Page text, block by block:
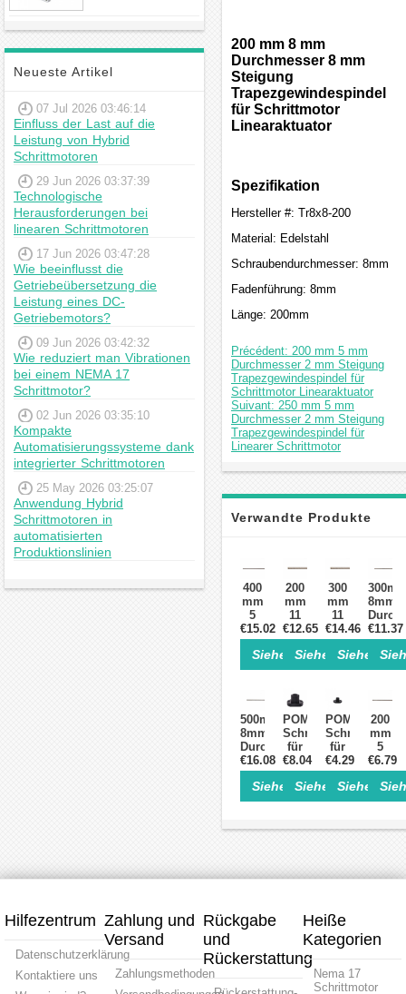
Neueste Artikel
07 Jul 2026 03:46:14
Einfluss der Last auf die
Leistung von Hybrid
Schrittmotoren
29 Jun 2026 03:37:39
Technologische
Herausforderungen bei
linearen Schrittmotoren
17 Jun 2026 03:47:28
Wie beeinflusst die
Getriebeübersetzung die
Leistung eines DC-
Getriebemotors?
09 Jun 2026 03:42:32
Wie reduziert man Vibrationen
bei einem NEMA 17
Schrittmotor?
02 Jun 2026 03:35:10
Kompakte
Automatisierungssysteme dank
integrierter Schrittmotoren
25 May 2026 03:25:07
Anwendung Hybrid
Schrittmotoren in
automatisierten
Produktionslinien
200 mm 8 mm
Durchmesser 8 mm
Steigung
Trapezgewindespindel
für Schrittmotor
Linearaktuator
Spezifikation
Hersteller #: Tr8x8-200
Material: Edelstahl
Schraubendurchmesser: 8mm
Fadenführung: 8mm
Länge: 200mm
Précédent: 200 mm 5 mm
Durchmesser 2 mm Steigung
Trapezgewindespindel für
Schrittmotor Linearaktuator
Suivant: 250 mm 5 mm
Durchmesser 2 mm Steigung
Trapezgewindespindel für
Linearer Schrittmotor
Verwandte Produkte
400
mm
5
mm
Durchmesser
2
mm
Trapezgewindespindel
Schrittmotor
€15.02
Siehe Einzelheiten>
200
mm
11
mm
Durchmesser
2
mm
€12.65
Siehe
300
mm
11
mm
Durchmesser
2
mm
€14.46
Siehe
8mm
8mm
für
€11.37
500mm
8mm
Durchmesser
8mm
Steigung
Trapezgewindespindel
für
Schrittmotor
€16.08
Siehe Einzelheiten>
POM-
Schraubmutter
für
Tr11x2-
Gewindestange
für
Linearer
€8.04
Siehe
POM-
für
Tr5x2-
für
Schrittmotor
€4.29
Siehe
200
mm
5
mm
2
mm
€6.79
Hilfezentrum
Datenschutzerklärung
Kontaktiere uns
Zahlung und
Versand
Zahlungsmethoden
Rückgabe
und
Rückerstattung
Heiße
Kategorien
Nema 17
Schrittmotor